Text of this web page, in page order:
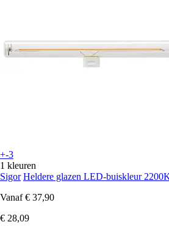
+-3
1 kleuren
Sigor Heldere glazen LED-buiskleur
Vanaf € 37,90
€ 28,09